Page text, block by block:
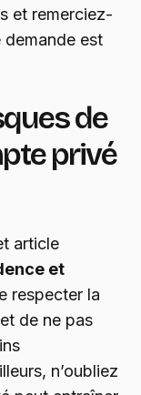
et remerciez-
demande est
de
privé
article
et
respecter la
de ne pas
n’oubliez